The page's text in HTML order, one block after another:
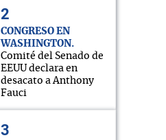
CONGRESO EN
WASHINGTON
Comité del Senado de
EEUU declara en
desacato a Anthony
Fauci